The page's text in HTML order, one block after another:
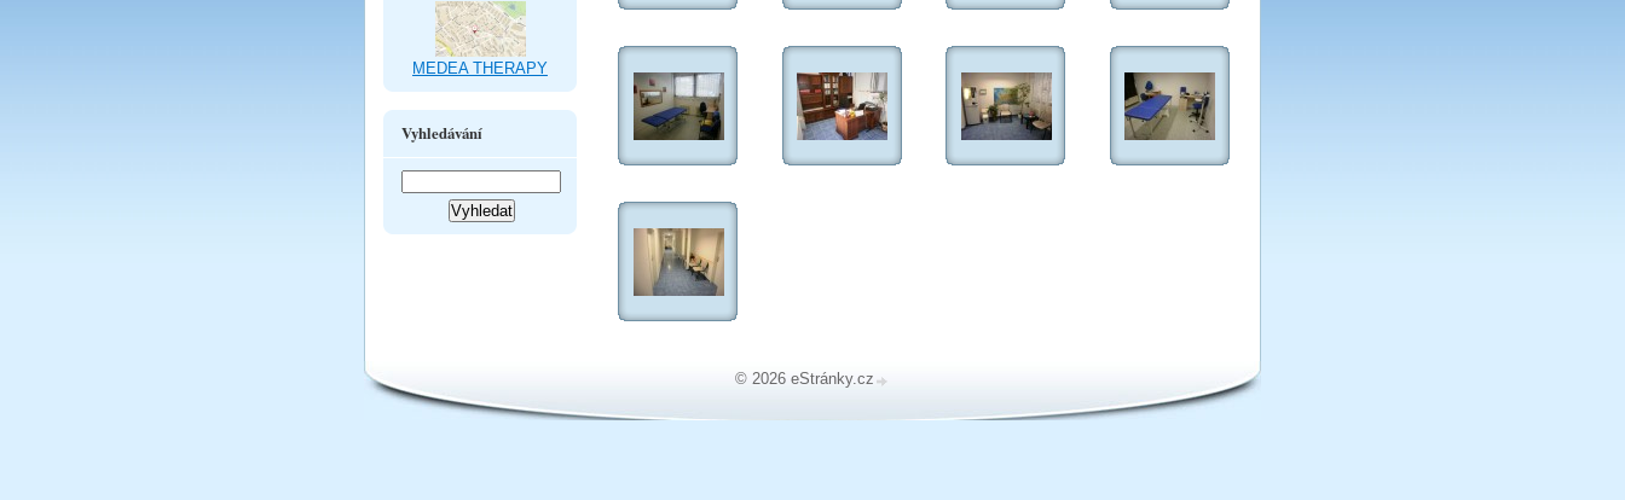
MEDEA THERAPY
Vyhledávání
© 2026 eStránky.cz